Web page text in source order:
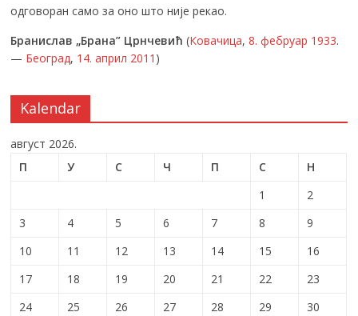
одговоран само за оно што није рекао.
Бранислав „Брана” Црнчевић (Ковачица,8. фебруар 1933.
— Београд, 14. април 2011 )
Kalendar
август 2026.
П
У С Ч П С
Н
1
2
3
4 5 6 7 8
9
10
11 12 13 14 15
16
17
18 19 20 21 22
23
24
25 26 27 28 29
30